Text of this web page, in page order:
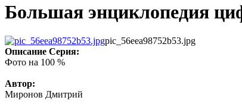
Большая энциклопедия
pic_56eea98752b53.jpg
Описание Серия:
Фото на 100 %
Автор:
Миронов Дмитрий